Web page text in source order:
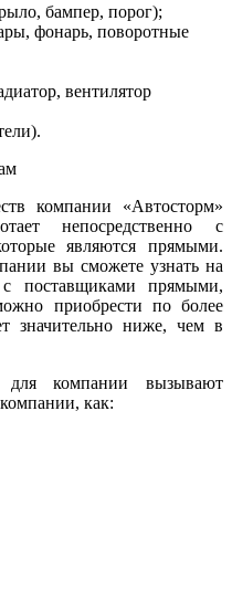
бампер, порог);
фонарь, поворотные
вентилятор
компании «Автосторм»
непосредственно с
являются прямыми.
вы сможете узнать на
поставщиками прямыми,
приобрести по более
значительно ниже, чем в
для компании вызывают
как: